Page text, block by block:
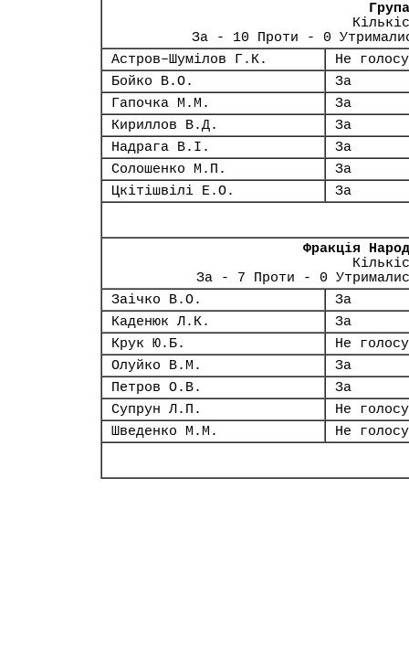
За - 10 Проти - 0
Астров–Шумілов Г.К.
Не
Бойко В.О.
За
Гапочка М.М.
За
Кириллов В.Д.
За
Надрага В.І.
За
Солошенко М.П.
За
Цкітішвілі Е.О.
За
Фракція
За - 7 Проти - 0
Заічко В.О.
За
Каденюк Л.К.
За
Крук Ю.Б.
Не
Олуйко В.М.
За
Петров О.В.
За
Супрун Л.П.
Не
Шведенко М.М.
Не